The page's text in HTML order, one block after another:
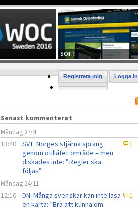
SOFT
Logga in
Registrera mig
Senast kommenterat
Måndag 27/4
13:40
SVT: Norges stjärna sprang
genom otillåtet område – men
diskades inte: ”Regler ska
följas”
1
Måndag 24/11
12:10
DN: Många svenskar kan inte läsa
en karta: ”Bra att kunna om
1